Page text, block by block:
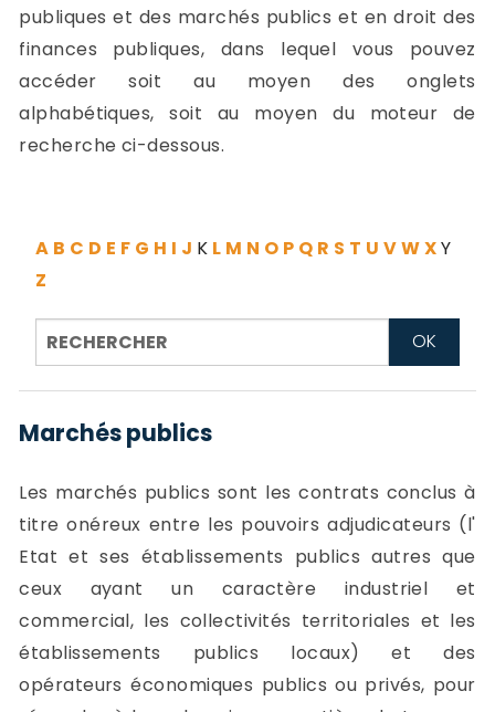
publiques et des marchés publics et en droit des
finances publiques, dans lequel vous pouvez
accéder soit au moyen des onglets
alphabétiques, soit au moyen du moteur de
recherche ci-dessous.
A B C D E F G H I J K L M N O P Q R S T U VWXY
Z
Marchés publics
Les marchés publics sont les contrats conclus à
titre onéreux entre les pouvoirs adjudicateurs (l'
Etat et ses établissements publics autres que
ceux ayant un caractère industriel et
commercial, les collectivités territoriales et les
établissements publics locaux) et des
opérateurs économiques publics ou privés, pour